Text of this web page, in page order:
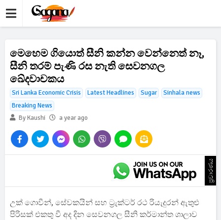
මෙහෙම ගියොත් සීනි කන්න වෙන්නෙත් නෑ,
සීනි තරම් පැණි රස නැති සෙවනගල
ඛේදවාචකය
Sri Lanka Economic Crisis Latest Headlines Sugar
Sinhala news
Breaking News
By Kaushi
a year ago
ප්‍රචාරණය
උක් ගොවීන්, සේවකයින් සහ ට්‍රැක්ටර් රථ රියැදුරන් ඇතුළු
පිරිසක් එකතු වී අද දින සෙවනගල සීනි කර්මාන්ත ශාලාව